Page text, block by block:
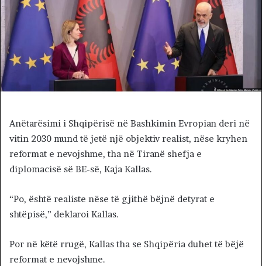
Anëtarësimi i Shqipërisë në Bashkimin Evropian deri në
vitin 2030 mund të jetë një objektiv realist, nëse kryhen
reformat e nevojshme, tha në Tiranë shefja e
diplomacisë së BE-së, Kaja Kallas.
“Po, është realiste nëse të gjithë bëjnë detyrat e
shtëpisë,” deklaroi Kallas.
Por në këtë rrugë, Kallas tha se Shqipëria duhet të bëjë
reformat e nevojshme.